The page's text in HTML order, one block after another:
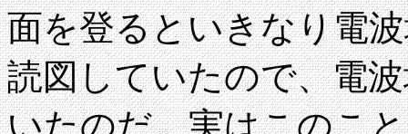
面を登るといきなり電
読図していたので、電
いたのだ。実はこのこ